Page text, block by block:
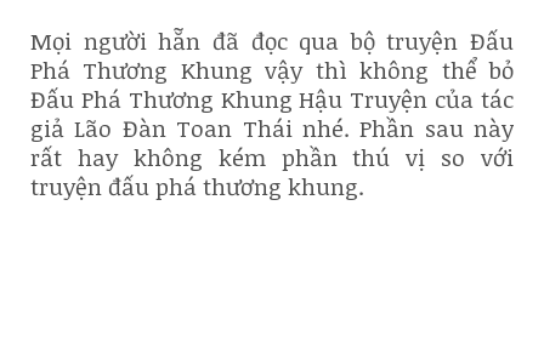
Mọi người hẵn đã đọc qua bộ truyện Đấu
Phá Thương Khung vậy thì không thể bỏ
Đấu Phá Thương Khung Hậu Truyện của tác
giả Lão Đàn Toan Thái nhé. Phần sau này
rất hay không kém phần thú vị so với
truyện đấu phá thương khung.